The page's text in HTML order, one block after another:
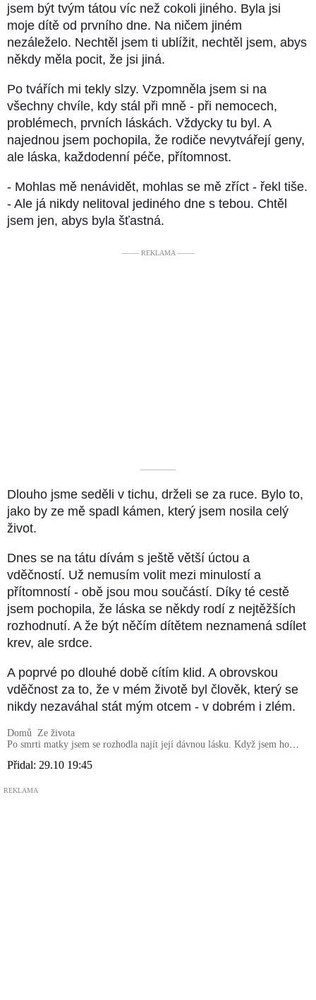
jsem být tvým tátou víc než cokoli jiného. Byla jsi
moje dítě od prvního dne. Na ničem jiném
nezáleželo. Nechtěl jsem ti ublížit, nechtěl jsem, abys
někdy měla pocit, že jsi jiná.
Po tvářích mi tekly slzy. Vzpomněla jsem si na
všechny chvíle, kdy stál při mně - při nemocech,
problémech, prvních láskách. Vždycky tu byl. A
najednou jsem pochopila, že rodiče nevytvářejí geny,
ale láska, každodenní péče, přítomnost.
- Mohlas mě nenávidět, mohlas se mě zříct - řekl tiše.
- Ale já nikdy nelitoval jediného dne s tebou. Chtěl
jsem jen, abys byla šťastná.
––––– REKLAMA –––––
––––––––––
Dlouho jsme seděli v tichu, drželi se za ruce. Bylo to,
jako by ze mě spadl kámen, který jsem nosila celý
život.
Dnes se na tátu dívám s ještě větší úctou a
vděčností. Už nemusím volit mezi minulostí a
přítomností - obě jsou mou součástí. Díky té cestě
jsem pochopila, že láska se někdy rodí z nejtěžších
rozhodnutí. A že být něčím dítětem neznamená sdílet
krev, ale srdce.
A poprvé po dlouhé době cítím klid. A obrovskou
vděčnost za to, že v mém životě byl člověk, který se
nikdy nezaváhal stát mým otcem - v dobrém i zlém.
Domů
Ze života
Po smrti matky jsem se rozhodla najít její dávnou lásku. Když jsem ho
původ
Přidal: 29.10 19:45
REKLAMA